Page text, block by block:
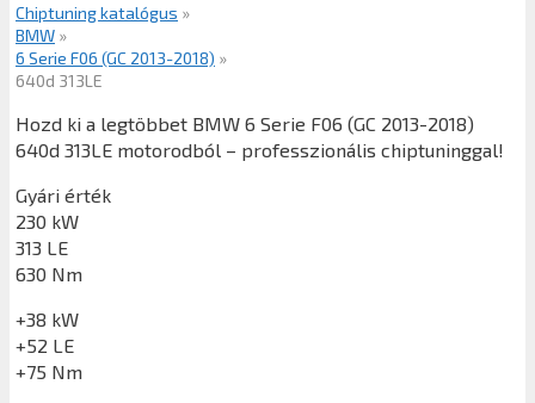
Chiptuning katalógus »
BMW »
6 Serie F06 (GC 2013-2018) »
640d 313LE
Hozd ki a legtöbbet BMW 6 Serie F06 (GC 2013-2018)
640d 313LE motorodból – professzionális chiptuninggal!
Gyári érték
230 kW
313 LE
630 Nm
+38 kW
+52 LE
+75 Nm